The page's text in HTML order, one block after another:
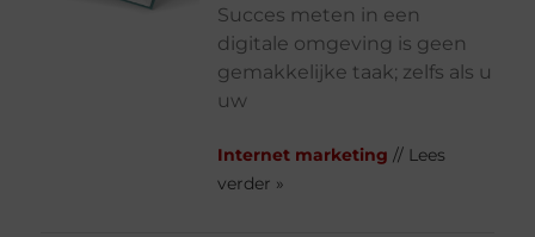
Succes meten in een
digitale omgeving is geen
gemakkelijke taak; zelfs als u
uw
Internet marketing // Lees
verder »